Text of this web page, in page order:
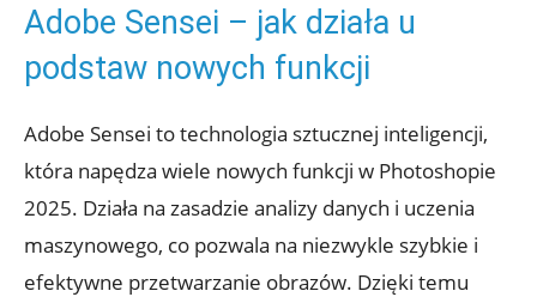
Adobe Sensei – jak działa u
podstaw nowych funkcji
Adobe Sensei to technologia sztucznej inteligencji,
która napędza wiele nowych funkcji w Photoshopie
2025. Działa na zasadzie analizy danych i uczenia
maszynowego, co pozwala na niezwykle szybkie i
efektywne przetwarzanie obrazów. Dzięki temu